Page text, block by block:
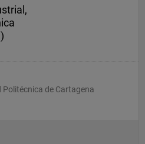
Politécnica de Cartagena